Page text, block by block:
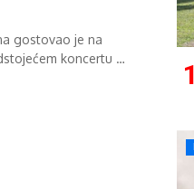
gostovao je na
koncertu u